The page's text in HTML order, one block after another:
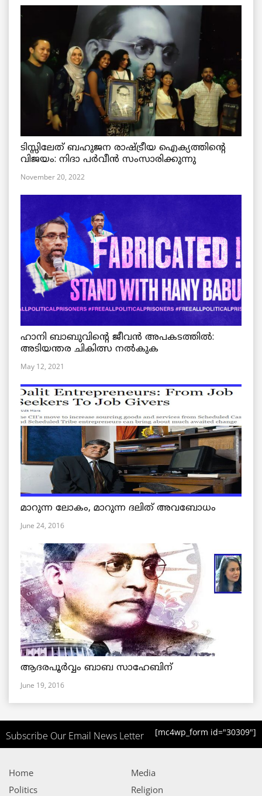
ടിസ്സിലേത് ബഹുജന രാഷ്ട്രീയ ഐക്യത്തിന്റെ
വിജയം: നിദാ പർവീൻ സംസാരിക്കുന്നു
November 20, 2022
ഹാനി ബാബുവിന്റെ ജീവൻ അപകടത്തിൽ:
അടിയന്തര ചികിത്സ നൽകുക
May 12, 2021
മാറുന്ന ലോകം, മാറുന്ന ദലിത് അവബോധം
June 24, 2016
ആദരപൂര്‍വ്വം ബാബ സാഹേബിന്
June 19, 2016
Subscribe Our Email News Letter [mc4wp_form id="30309"]
Home
Politics
Media
Religion